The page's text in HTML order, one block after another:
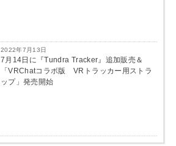
2022年7月13日
7月14日に『Tundra Tracker』追加販売＆
「VRChatコラボ版 VRトラッカー用ストラ
ップ」発売開始